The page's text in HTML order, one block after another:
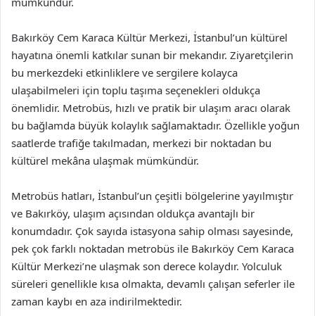
Bakırköy Cem Karaca Kültür Merkezi, İstanbul’un kültürel
hayatına önemli katkılar sunan bir mekandır. Ziyaretçilerin
bu merkezdeki etkinliklere ve sergilere kolayca
ulaşabilmeleri için toplu taşıma seçenekleri oldukça
önemlidir. Metrobüs, hızlı ve pratik bir ulaşım aracı olarak
bu bağlamda büyük kolaylık sağlamaktadır. Özellikle yoğun
saatlerde trafiğe takılmadan, merkezi bir noktadan bu
kültürel mekâna ulaşmak mümkündür.
Metrobüs hatları, İstanbul’un çeşitli bölgelerine yayılmıştır
ve Bakırköy, ulaşım açısından oldukça avantajlı bir
konumdadır. Çok sayıda istasyona sahip olması sayesinde,
pek çok farklı noktadan metrobüs ile Bakırköy Cem Karaca
Kültür Merkezi’ne ulaşmak son derece kolaydır. Yolculuk
süreleri genellikle kısa olmakta, devamlı çalışan seferler ile
zaman kaybı en aza indirilmektedir.